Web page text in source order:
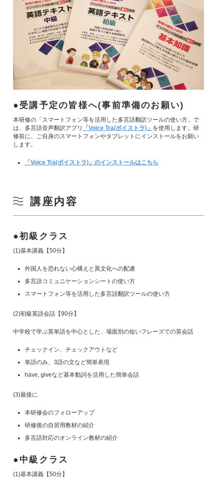
受講予定の皆様へ(事前準備のお願い)
本研修の「スマートフォン等を活用した多言語翻訳ツールの使い方」で
は、多言語音声翻訳アプリ
「Voice Tra(ボイストラ)」 を使用します。研
修前に、ご自身のスマートフォンやタブレットにインストールをお願い
します。
「Voice Tra(ボイストラ)」のインストールはこちら
講座内容
初級クラス
(1)基本講義【50分】
外国人を恐れない心構えと異文化への配慮
多言語コミュニケーションシートの使い方
スマートフォン等を活用した多言語翻訳ツールの使い方
(2)初級英語会話【90分】
中学校で学ぶ英単語を中心とした、場面別の短いフレーズでの英会話
チェックイン、チェックアウトなど
単語のみ、3語の文など簡単表現
have, giveなど基本動詞を活用した簡単会話
(3)最後に
本研修会のフォローアップ
研修後の自習用教材の紹介
多言語対応のオンライン教材の紹介
中級クラス
(1)基本講義【50分】